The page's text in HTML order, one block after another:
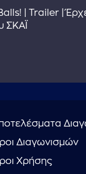
| Trailer |
ΣΚΑΪ
Διαγωνισμών
Χρήσης